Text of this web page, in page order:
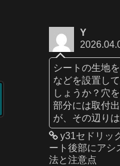
Y
シートの生地
などを設置し
しょうか？穴
部分には取付
が、その辺り
y31セドリッ
ート後部にアシ
法と注意点